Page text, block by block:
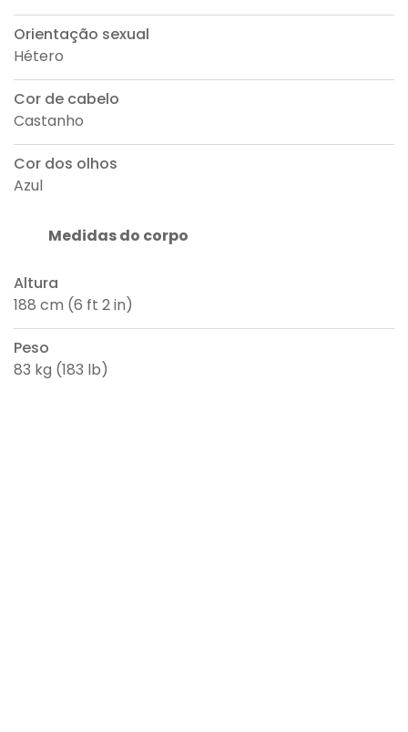
Orientação sexual
Hétero
Cor de cabelo
Castanho
Cor dos olhos
Azul
Medidas do corpo
Altura
188 cm (6 ft 2 in)
Peso
83 kg (183 lb)